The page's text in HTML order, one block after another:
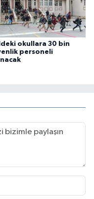
okullara 30 bin
personeli